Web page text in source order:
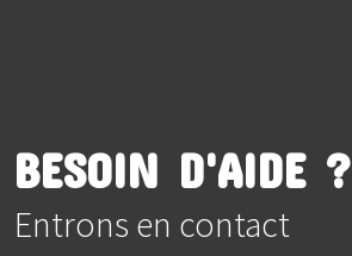
BESOIN D'AIDE ?
Entrons en contact